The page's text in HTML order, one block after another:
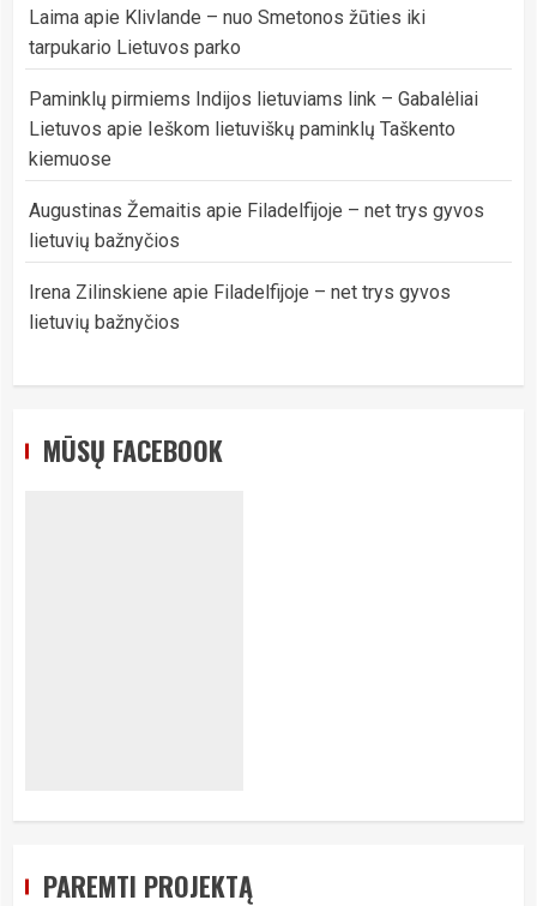
Laima apie Klivlande – nuo Smetonos žūties iki
tarpukario Lietuvos parko
Paminklų pirmiems Indijos lietuviams link – Gabalėliai
Lietuvos apie Ieškom lietuviškų paminklų Taškento
kiemuose
Augustinas Žemaitis apie Filadelfijoje – net trys gyvos
lietuvių bažnyčios
Irena Zilinskiene apie Filadelfijoje – net trys gyvos
lietuvių bažnyčios
MŪSŲ FACEBOOK
PAREMTI PROJEKTĄ